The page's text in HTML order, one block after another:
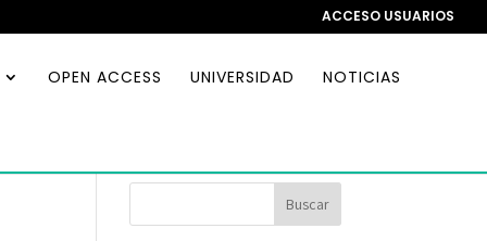
ACCESO USUARIOS
OPEN ACCESS UNIVERSIDAD NOTICIAS
Buscar